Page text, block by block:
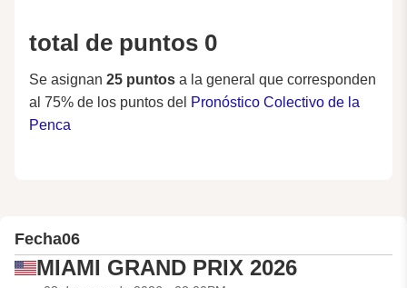
total de puntos 0
Se asignan 25 puntos a la general que corresponden
al 75% de los puntos del Pronóstico Colectivo de la
Penca
Fecha06
MIAMI GRAND PRIX 2026